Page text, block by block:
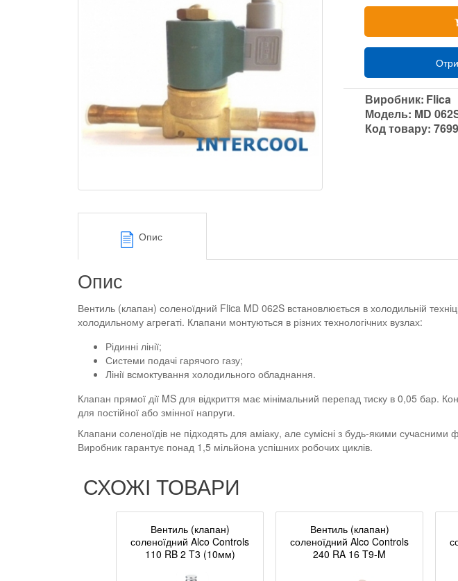
Виробник: Flica
Модель: MD
Код товару:
Опис
Опис
Вентиль (клапан) соленоїдний Flica MD 062S встановлюється в холодильній
холодильному агрегаті. Клапани монтуються в різних технологічних вузлах:
Рідинні лінії;
Системи подачі гарячого газу;
Лінії всмоктування холодильного обладнання.
Клапан прямої дії MS для відкриття має мінімальний перепад тиску в 0,05 бар.
для постійної або змінної напруги.
Клапани соленоїдів не підходять для аміаку, але сумісні з будь-якими сучасними
Виробник гарантує понад 1,5 мільйона успішних робочих циклів.
СХОЖІ ТОВАРИ
Вентиль (клапан)
соленоїдний Alco Controls
110 RB 2 T3 (10мм)
Вентиль (клапан)
соленоїдний Alco Controls
240 RA 16 T9-M